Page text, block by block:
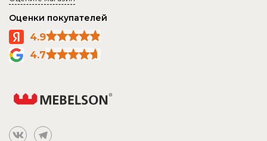
Оценки покупателей
4.9
4.7